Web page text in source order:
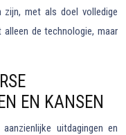
zijn, met als doel volledige
de technologie, maar
EN KANSEN
uitdagingen en